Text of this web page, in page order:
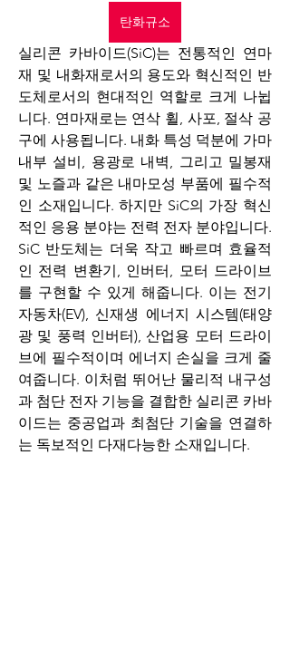
탄화규소
실리콘 카바이드(SiC)는 전통적인 연마
재 및 내화재로서의 용도와 혁신적인 반
도체로서의 현대적인 역할로 크게 나뉩
니다. 연마재로는 연삭 휠, 사포, 절삭 공
구에 사용됩니다. 내화 특성 덕분에 가마
내부 설비, 용광로 내벽, 그리고 밀봉재
및 노즐과 같은 내마모성 부품에 필수적
인 소재입니다. 하지만 SiC의 가장 혁신
적인 응용 분야는 전력 전자 분야입니다.
SiC 반도체는 더욱 작고 빠르며 효율적
인 전력 변환기, 인버터, 모터 드라이브
를 구현할 수 있게 해줍니다. 이는 전기
자동차(EV), 신재생 에너지 시스템(태양
광 및 풍력 인버터), 산업용 모터 드라이
브에 필수적이며 에너지 손실을 크게 줄
여줍니다. 이처럼 뛰어난 물리적 내구성
과 첨단 전자 기능을 결합한 실리콘 카바
이드는 중공업과 최첨단 기술을 연결하
는 독보적인 다재다능한 소재입니다.